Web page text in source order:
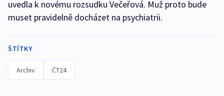
uvedla k novému rozsudku Večeřová. Muž proto bude
muset pravidelně docházet na psychiatrii.
ŠTÍTKY
Archiv ČT24